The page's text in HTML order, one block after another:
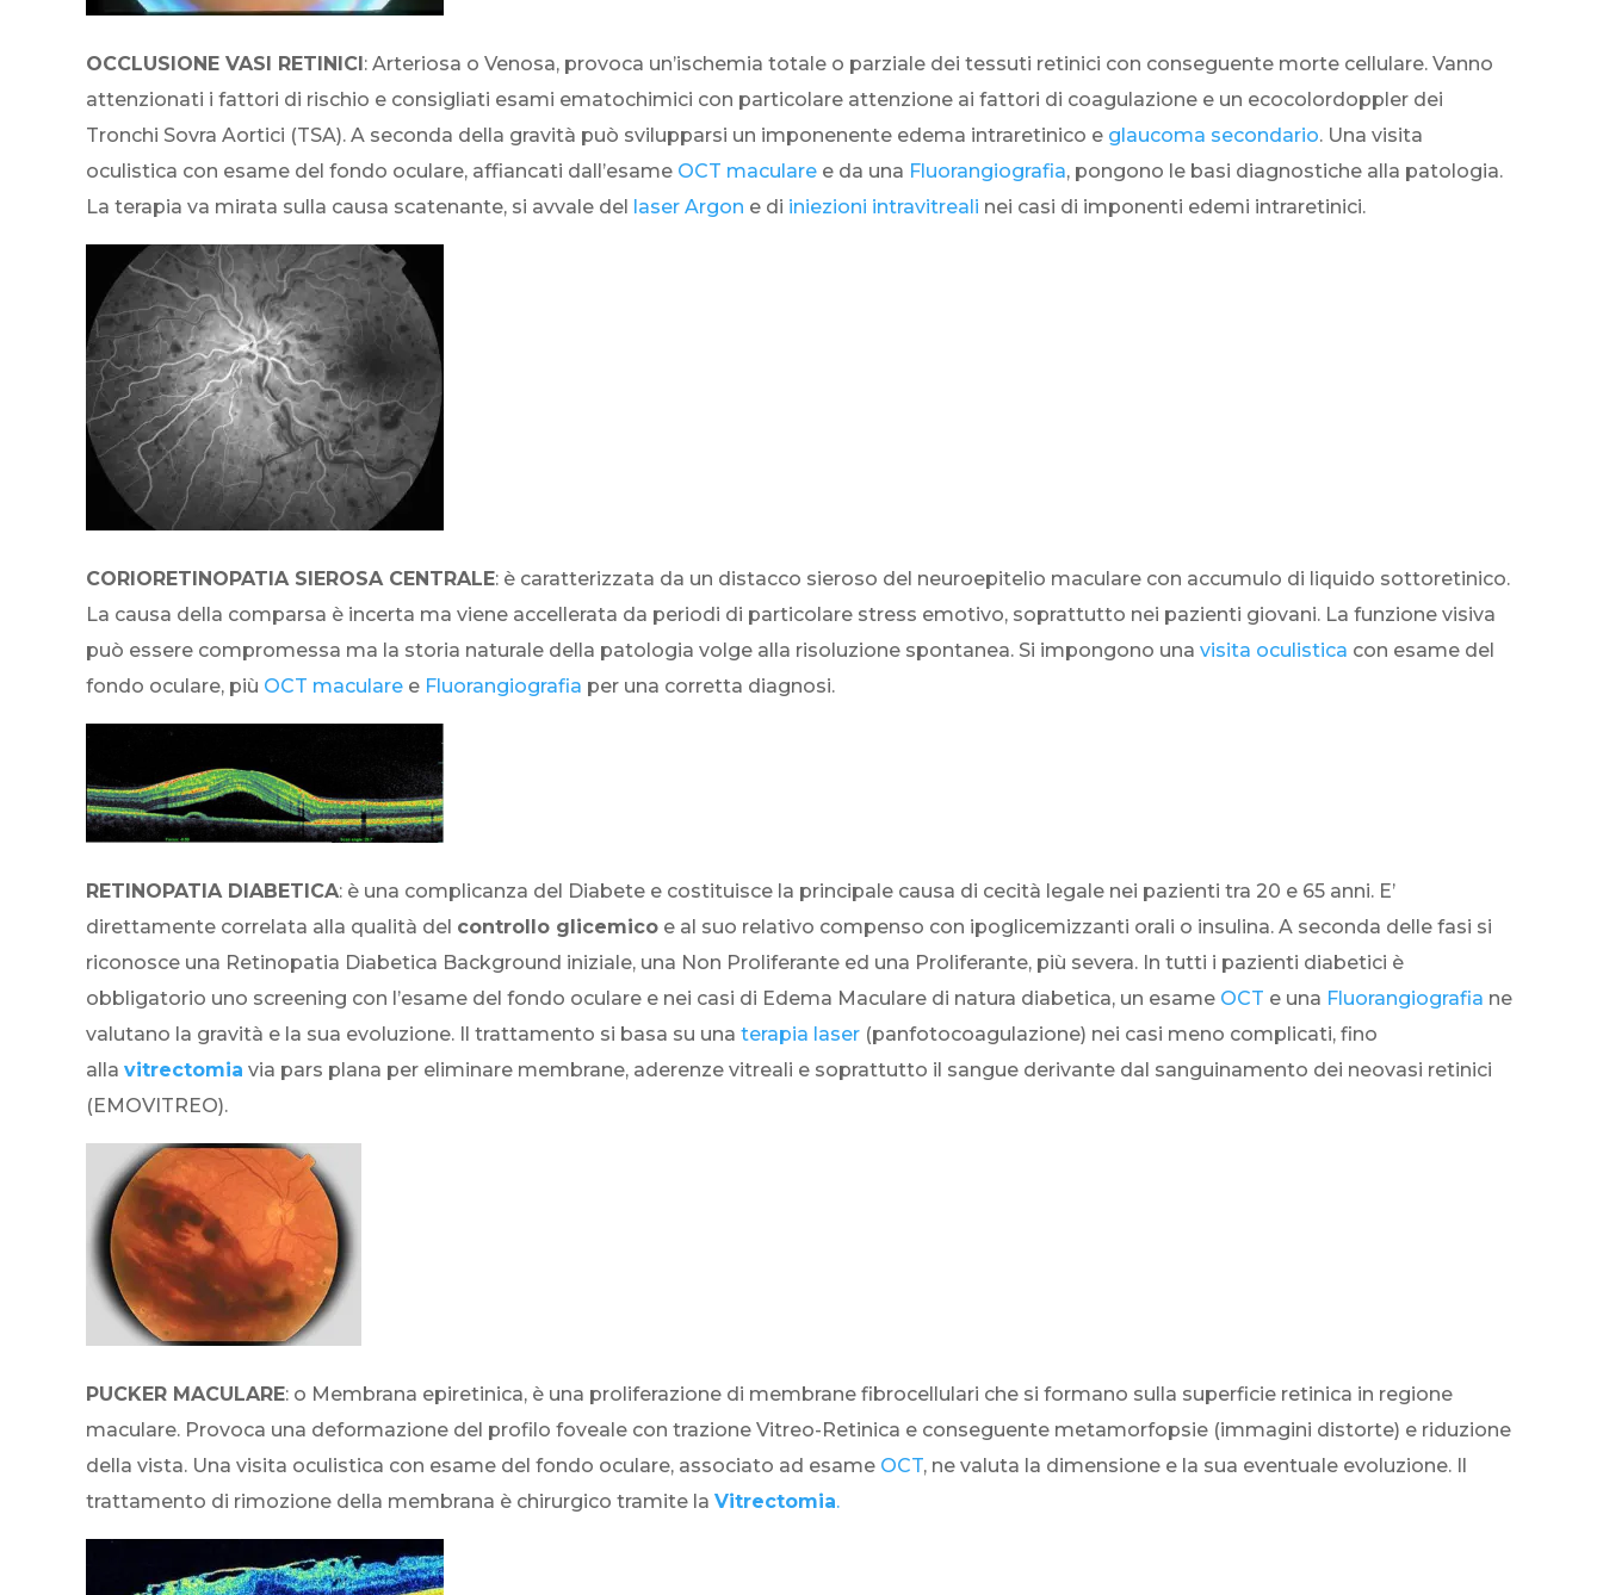
OCCLUSIONE VASI RETINICI: Arteriosa o Venosa, provoca un’ischemia totale o parziale dei tessuti retinici con conseguente morte cellulare. Vanno
attenzionati i fattori di rischio e consigliati esami ematochimici con particolare attenzione ai fattori di coagulazione e un ecocolordoppler dei
Tronchi Sovra Aortici (TSA). A seconda della gravità può svilupparsi un imponenente edema intraretinico e glaucoma secondario. Una visita
oculistica con esame del fondo oculare, affiancati dall’esame OCT maculare e da una Fluorangiografia, pongono le basi diagnostiche alla patologia.
La terapia va mirata sulla causa scatenante, si avvale del laser Argon e di iniezioni intravitreali nei casi di imponenti edemi intraretinici.
CORIORETINOPATIA SIEROSA CENTRALE: è caratterizzata da un distacco sieroso del neuroepitelio maculare con accumulo di liquido sottoretinico.
La causa della comparsa è incerta ma viene accellerata da periodi di particolare stress emotivo, soprattutto nei pazienti giovani. La funzione visiva
può essere compromessa ma la storia naturale della patologia volge alla risoluzione spontanea. Si impongono una visita oculistica con esame del
fondo oculare, più OCT maculare e Fluorangiografia per una corretta diagnosi.
RETINOPATIA DIABETICA: è una complicanza del Diabete e costituisce la principale causa di cecità legale nei pazienti tra 20 e 65 anni. E’
direttamente correlata alla qualità del controllo glicemico e al suo relativo compenso con ipoglicemizzanti orali o insulina. A seconda delle fasi si
riconosce una Retinopatia Diabetica Background iniziale, una Non Proliferante ed una Proliferante, più severa. In tutti i pazienti diabetici è
obbligatorio uno screening con l’esame del fondo oculare e nei casi di Edema Maculare di natura diabetica, un esame OCT e una Fluorangiografia ne
valutano la gravità e la sua evoluzione. Il trattamento si basa su una terapia laser (panfotocoagulazione) nei casi meno complicati, fino
alla vitrectomia via pars plana per eliminare membrane, aderenze vitreali e soprattutto il sangue derivante dal sanguinamento dei neovasi retinici
(EMOVITREO).
PUCKER MACULARE: o Membrana epiretinica, è una proliferazione di membrane fibrocellulari che si formano sulla superficie retinica in regione
maculare. Provoca una deformazione del profilo foveale con trazione Vitreo-Retinica e conseguente metamorfopsie (immagini distorte) e riduzione
della vista. Una visita oculistica con esame del fondo oculare, associato ad esame OCT, ne valuta la dimensione e la sua eventuale evoluzione. Il
trattamento di rimozione della membrana è chirurgico tramite la Vitrectomia.